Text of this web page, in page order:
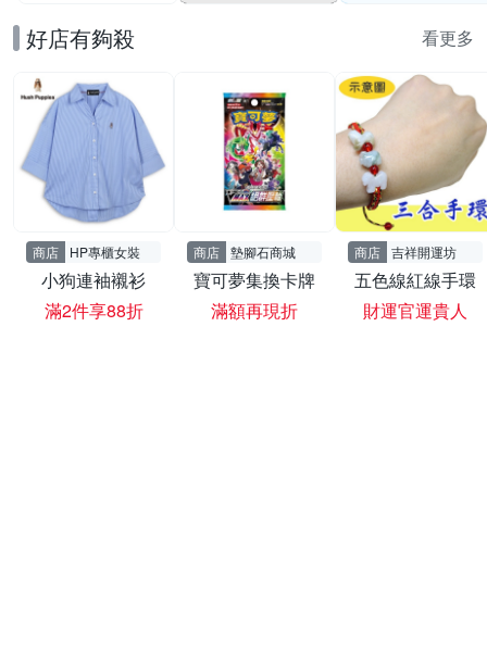
好店有夠殺 看更多
商店 HP專櫃女裝
小狗連袖襯衫
滿2件享88折
商店 墊腳石商城
寶可夢集換卡牌
滿額再現折
商店 吉祥開運坊
五色線紅線手環
財運官運貴人